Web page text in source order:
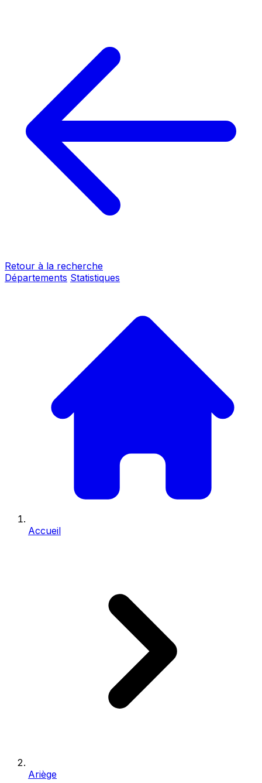
Retour à la recherche
Départements Statistiques
Accueil
Ariège